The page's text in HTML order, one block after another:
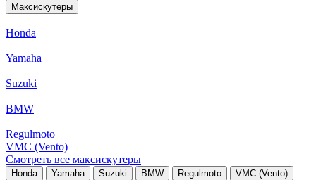
Максискутеры
Honda
Yamaha
Suzuki
BMW
Regulmoto
VMC (Vento)
Смотреть все максискутеры
Honda Yamaha Suzuki BMW Regulmoto VMC (Vento)